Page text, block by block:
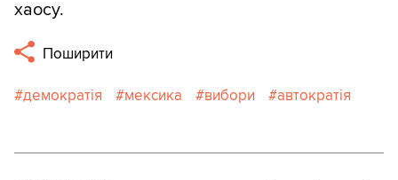
хаосу.
Поширити
демократія мексика вибори автократія